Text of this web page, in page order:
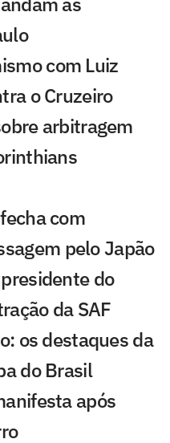
com Luiz
o Cruzeiro
arbitragem
com
pelo Japão
do
da SAF
os destaques da
do Brasil
após